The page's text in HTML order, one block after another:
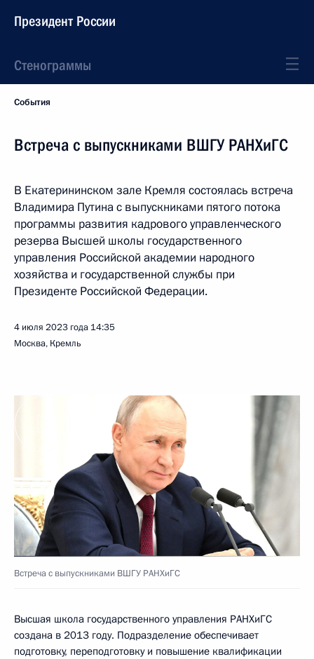
Президент России
Стенограммы
События
Встреча с выпускниками ВШГУ РАНХиГС
В Екатерининском зале Кремля состоялась встреча
Владимира Путина с выпускниками пятого потока
программы развития кадрового управленческого
резерва Высшей школы государственного
управления Российской академии народного
хозяйства и государственной службы при
Президенте Российской Федерации.
4 июля 2023 года 14:35
Москва, Кремль
Встреча с выпускниками ВШГУ РАНХиГС
Высшая школа государственного управления РАНХиГС
создана в 2013 году. Подразделение обеспечивает
подготовку, переподготовку и повышение квалификации